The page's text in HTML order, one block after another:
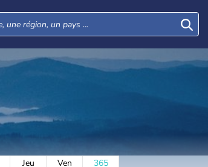
Jeu
Ven
365